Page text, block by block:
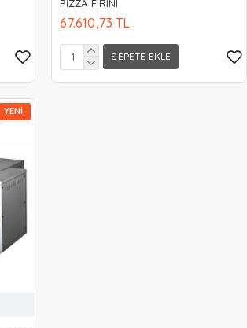
PİZZA FIRINI
67.610,73 TL
SEPETE EKLE
YENI